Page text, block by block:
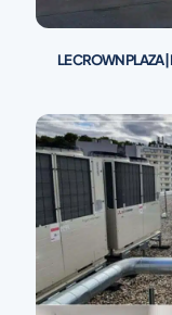
LE CROWN